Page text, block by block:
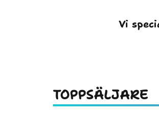
Vi
TOPPSÄLJARE